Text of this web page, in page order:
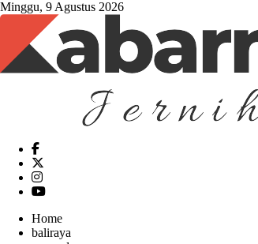
Minggu, 9 Agustus 2026
Home
baliraya